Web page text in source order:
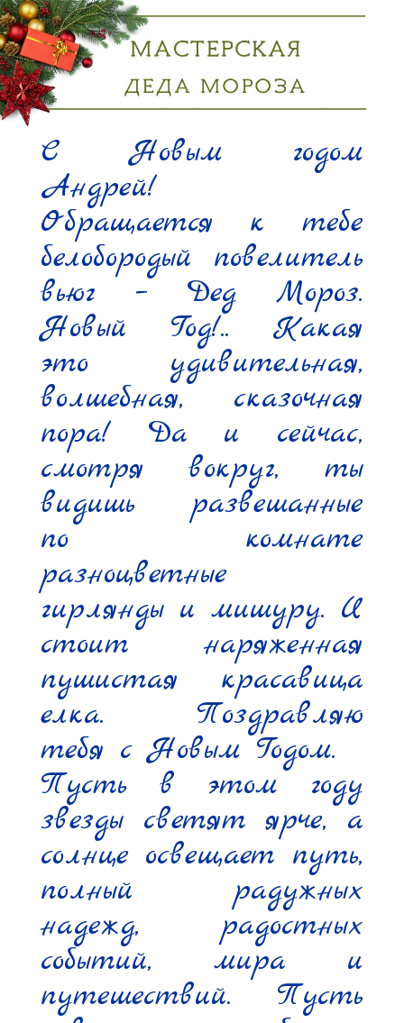
С Новым годом
Андрей!
Обращается к тебе
белобородый повелитель
вьюг – Дед Мороз.
Новый Год!.. Какая
это удивительная,
волшебная, сказочная
пора! Да и сейчас,
смотря вокруг, ты
видишь развешанные
по комнате
разноцветные
гирлянды и мишуру. И
стоит наряженная
пушистая красавица
елка. Поздравляю
тебя с Новым Годом.
Пусть в этом году
звезды светят ярче, а
солнце освещает путь,
полный радужных
надежд, радостных
событий, мира и
путешествий. Пусть